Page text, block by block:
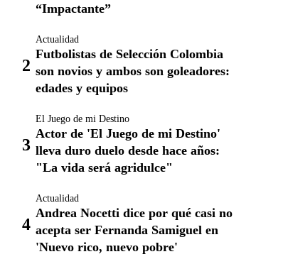
“Impactante”
Actualidad
Futbolistas de Selección Colombia
son novios y ambos son goleadores:
edades y equipos
El Juego de mi Destino
Actor de 'El Juego de mi Destino'
lleva duro duelo desde hace años:
"La vida será agridulce"
Actualidad
Andrea Nocetti dice por qué casi no
acepta ser Fernanda Samiguel en
'Nuevo rico, nuevo pobre'